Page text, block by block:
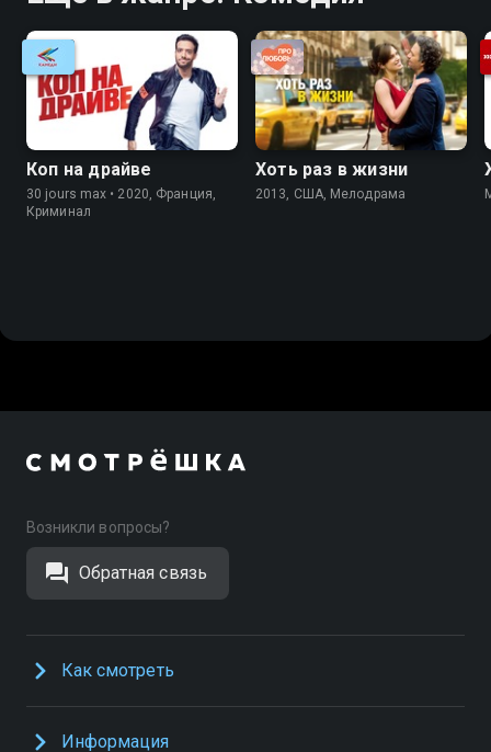
Коп на драйве
30 jours max • 2020, Франция,
Криминал
Хоть раз в жизни
2013, США, Мелодрама
Возникли вопросы?
Обратная связь
Как смотреть
Информация